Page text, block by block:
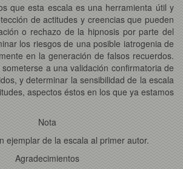
que esta escala es una herramienta útil y
de actitudes y creencias que pueden
o rechazo de la hipnosis por parte del
los riesgos de una posible iatrogenia de
en la generación de falsos recuerdos.
a una validación confirmatoria de
y determinar la sensibilidad de la escala
aspectos éstos en los que ya estamos
Nota
ejemplar de la escala al primer autor.
Agradecimientos